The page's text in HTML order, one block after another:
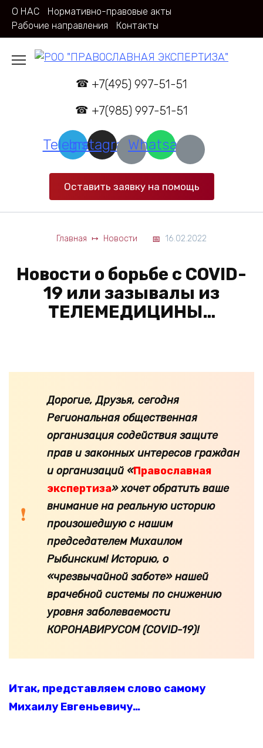
Перейти
содержанию
О НАС
Нормативно-правовые акты
Рабочие направления
Контакты
+7(495) 997-51-51
+7(985) 997-51-51
Telegram
InstagramWhatsapp
Оставить заявку на помощь
Главная Новости 16.02.2022
Новости о борьбе с COVID-
19 или зазывалы из
ТЕЛЕМЕДИЦИНЫ…
Дорогие, Друзья, сегодня
Региональная общественная
организация содействия защите
прав и законных интересов граждан
и организаций «Православная
экспертиза» хочет обратить ваше
внимание на реальную историю
произошедшую с нашим
председателем Михаилом
Рыбинским! Историю, о
«чрезвычайной заботе» нашей
врачебной системы по снижению
уровня заболеваемости
КОРОНАВИРУСОМ (COVID-19)!
Итак, представляем слово самому
Михаилу Евгеньевичу…